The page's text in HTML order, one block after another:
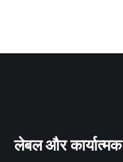
लेबल और